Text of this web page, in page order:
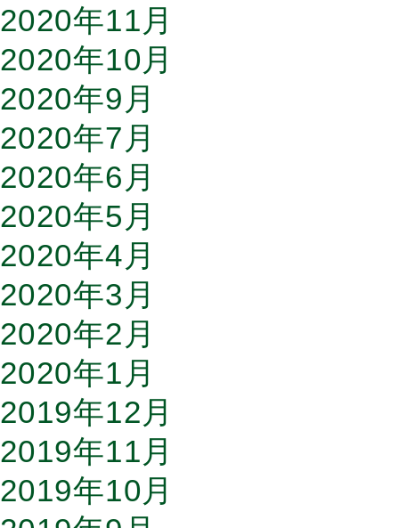
2020年11月
2020年10月
2020年9月
2020年7月
2020年6月
2020年5月
2020年4月
2020年3月
2020年2月
2020年1月
2019年12月
2019年11月
2019年10月